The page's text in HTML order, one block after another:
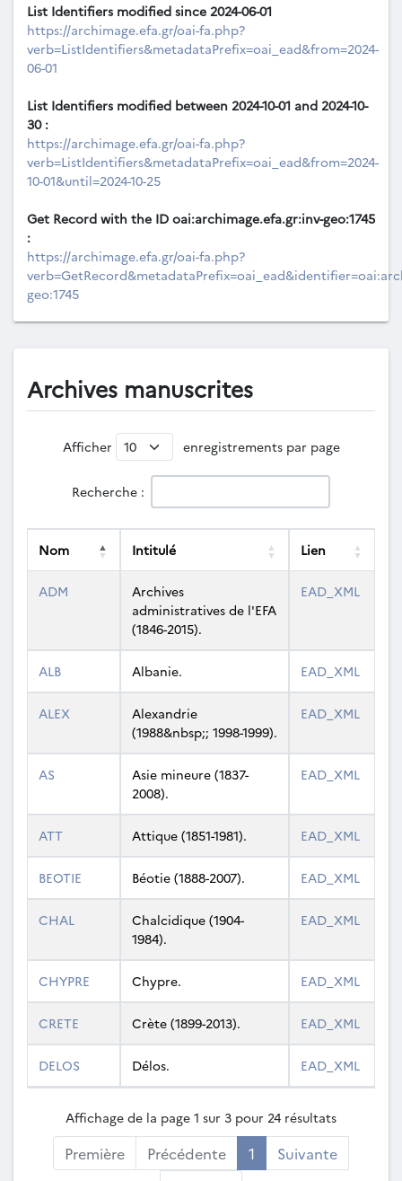
List Identifiers modified since 2024-06-01
https://archimage.efa.gr/oai-fa.php?
verb=ListIdentifiers&metadataPrefix=oai_ead&from=2024-
06-01
List Identifiers modified between 2024-10-01 and 2024-10-
30 :
https://archimage.efa.gr/oai-fa.php?
verb=ListIdentifiers&metadataPrefix=oai_ead&from=2024-
10-01&until=2024-10-25
Get Record with the ID oai:archimage.efa.gr:inv-geo:1745
:
https://archimage.efa.gr/oai-fa.php?
geo:1745
Archives manuscrites
Afficher enregistrements par page
Recherche :
Nom Intitulé
Lien
ADM
Archives
administratives de l'EFA
(1846-2015).
EAD_XML
ALB Albanie. EAD_XML
ALEX
Alexandrie
(1988&nbsp;; 1998-1999).
EAD_XML
AS
Asie mineure (1837-
2008).
EAD_XML
ATT Attique (1851-1981). EAD_XML
BEOTIE Béotie (1888-2007). EAD_XML
CHAL
Chalcidique (1904-
1984).
EAD_XML
CHYPRE Chypre. EAD_XML
CRETE Crète (1899-2013). EAD_XML
DELOS Délos. EAD_XML
Affichage de la page 1 sur 3 pour 24 résultats
Première Précédente 1
Suivante